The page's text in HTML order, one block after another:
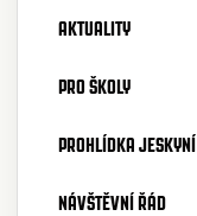
AKTUALITY
PRO ŠKOLY
PROHLÍDKA JESKYNÍ
NÁVŠTĚVNÍ ŘÁD